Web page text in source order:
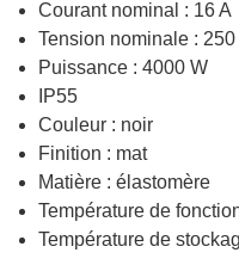
Courant nominal : 16 A
Tension nominale : 250
Puissance : 4000 W
IP55
Couleur : noir
Finition : mat
Matière : élastomère
Température de
Température de